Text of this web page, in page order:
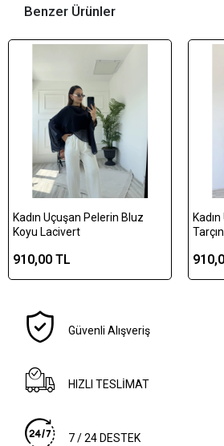
Benzer Ürünler
Kadın Uçuşan Pelerin Bluz
Koyu Lacivert
910,00 TL
Tarçın
Güvenli Alışveriş
HIZLI TESLİMAT
7 / 24 DESTEK